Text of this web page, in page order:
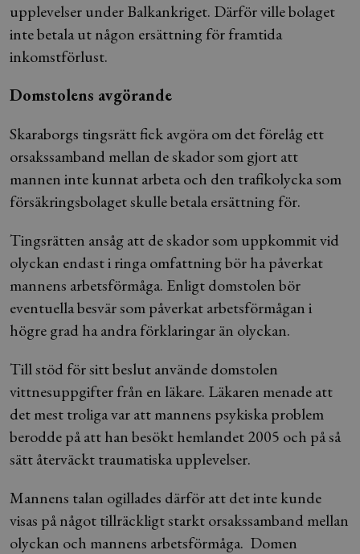
upplevelser under Balkankriget. Därför ville bolaget
inte betala ut någon ersättning för framtida
inkomstförlust.
Domstolens avgörande
Skaraborgs tingsrätt fick avgöra om det förelåg ett
orsakssamband mellan de skador som gjort att
mannen inte kunnat arbeta och den trafikolycka som
försäkringsbolaget skulle betala ersättning för.
Tingsrätten ansåg att de skador som uppkommit vid
olyckan endast i ringa omfattning bör ha påverkat
mannens arbetsförmåga. Enligt domstolen bör
eventuella besvär som påverkat arbetsförmågan i
högre grad ha andra förklaringar än olyckan.
Till stöd för sitt beslut använde domstolen
vittnesuppgifter från en läkare. Läkaren menade att
det mest troliga var att mannens psykiska problem
berodde på att han besökt hemlandet 2005 och på så
sätt återväckt traumatiska upplevelser.
Mannens talan ogillades därför att det inte kunde
visas på något tillräckligt starkt orsakssamband mellan
olyckan och mannens arbetsförmåga. Domen